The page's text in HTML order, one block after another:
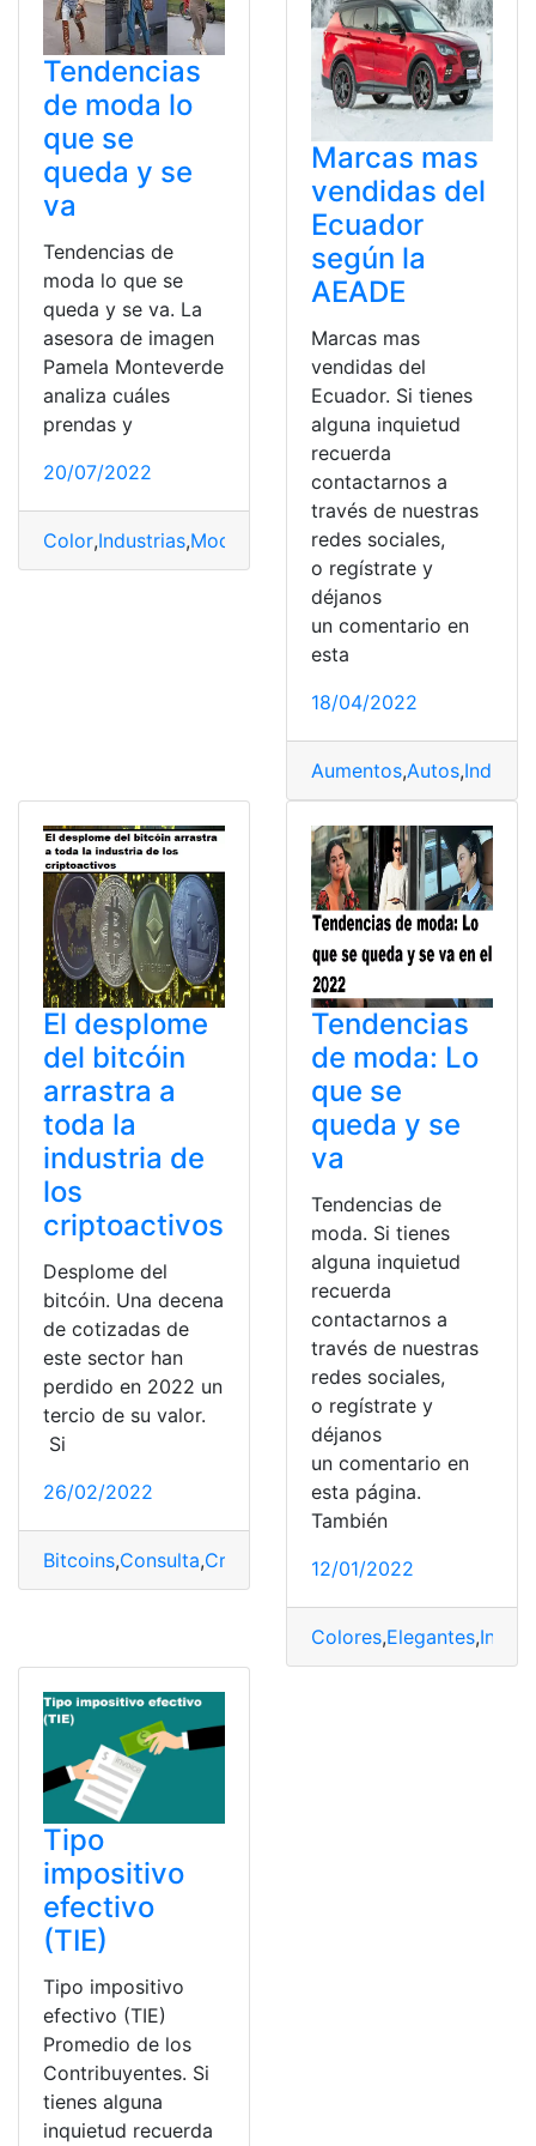
Tendencias
de moda lo
que se
queda y se
va
Tendencias de
moda lo que se
queda y se va. La
asesora de imagen
Pamela Monteverde
analiza cuáles
prendas y
20/07/2022
Color,Industrias,Modas Tendencia,textilería
Marcas mas
vendidas del
Ecuador
según la
AEADE
Marcas mas
vendidas del
Ecuador. Si tienes
alguna inquietud
recuerda
contactarnos a
través de nuestras
redes sociales,
o regístrate y
déjanos
un comentario en
esta
18/04/2022
Aumentos,Autos,
El desplome
del bitcóin
arrastra a
toda la
industria de
los
criptoactivos
Desplome del
bitcóin. Una decena
de cotizadas de
este sector han
perdido en 2022 un
tercio de su valor.
Si
26/02/2022
Bitcoins,Consulta,Criptomonedas,Desplome
Tendencias
de moda: Lo
que se
queda y se
va
Tendencias de
moda. Si tienes
alguna inquietud
recuerda
contactarnos a
través de nuestras
redes sociales,
o regístrate y
déjanos
un comentario en
esta página.
También
12/01/2022
Colores,Elegantes,
Tipo
impositivo
efectivo
(TIE)
Tipo impositivo
efectivo (TIE)
Promedio de los
Contribuyentes. Si
tienes alguna
inquietud recuerda